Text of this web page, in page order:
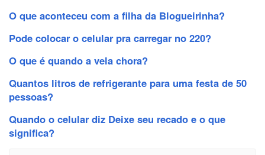
O que aconteceu com a filha da Blogueirinha?
Pode colocar o celular pra carregar no 220?
O que é quando a vela chora?
Quantos litros de refrigerante para uma festa de 50
pessoas?
Quando o celular diz Deixe seu recado e o que
significa?